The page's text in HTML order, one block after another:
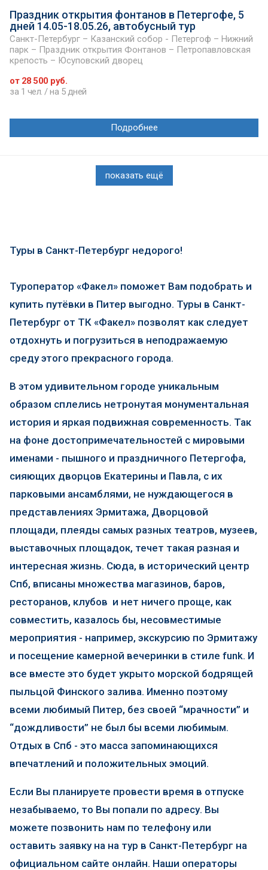
Праздник открытия фонтанов в Петергофе, 5
дней 14.05-18.05.26, автобусный тур
Санкт-Петербург – Казанский собор - Петергоф – Нижний
парк – Праздник открытия Фонтанов – Петропавловская
крепость – Юсуповский дворец
от 28 500 руб.
за 1 чел. / на 5 дней
Подробнее
показать ещё
Туры в Санкт-Петербург недорого!
Туроператор «Факел» поможет Вам подобрать и
купить путёвки в Питер выгодно. Туры в Санкт-
Петербург от ТК «Факел» позволят как следует
отдохнуть и погрузиться в неподражаемую
среду этого прекрасного города.
В этом удивительном городе уникальным
образом сплелись нетронутая монументальная
история и яркая подвижная современность. Так
на фоне достопримечательностей с мировыми
именами - пышного и праздничного Петергофа,
сияющих дворцов Екатерины и Павла, с их
парковыми ансамблями, не нуждающегося в
представлениях Эрмитажа, Дворцовой
площади, плеяды самых разных театров, музеев,
выставочных площадок, течет такая разная и
интересная жизнь. Сюда, в исторический центр
Спб, вписаны множества магазинов, баров,
ресторанов, клубов и нет ничего проще, как
совместить, казалось бы, несовместимые
мероприятия - например, экскурсию по Эрмитажу
и посещение камерной вечеринки в стиле funk. И
все вместе это будет укрыто морской бодрящей
пыльцой Финского залива. Именно поэтому
всеми любимый Питер, без своей “мрачности” и
“дождливости” не был бы всеми любимым.
Отдых в Спб - это масса запоминающихся
впечатлений и положительных эмоций.
Если Вы планируете провести время в отпуске
незабываемо, то Вы попали по адресу. Вы
можете позвонить нам по телефону или
оставить заявку на на тур в Санкт-Петербург на
официальном сайте онлайн. Наши операторы